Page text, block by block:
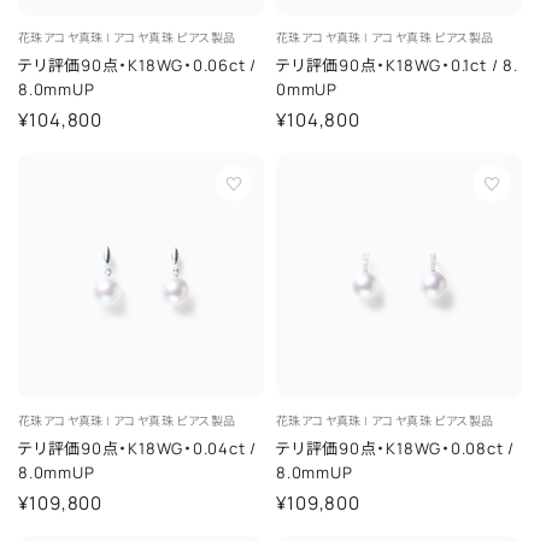
花珠アコヤ真珠 | アコヤ真珠 ピアス製品
テリ評価90点・K18WG・0.06ct /
8.0mmUP
¥104,800
花珠アコヤ真珠 | アコヤ真珠 ピアス製品
テリ評価90点・K18WG・0.1ct /8.
0mmUP
¥104,800
花珠アコヤ真珠 | アコヤ真珠 ピアス製品
テリ評価90点・K18WG・0.04ct /
8.0mmUP
¥109,800
花珠アコヤ真珠 | アコヤ真珠 ピアス製品
テリ評価90点・K18WG・0.08ct /
8.0mmUP
¥109,800